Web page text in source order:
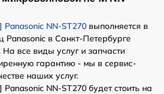
Panasonic NN-ST270 выполняется в
в Санкт-Петербурге
все виды услуг и запчасти
гарантию - мы в сервис-
наших услуг.
NN-ST270 будет стоить на